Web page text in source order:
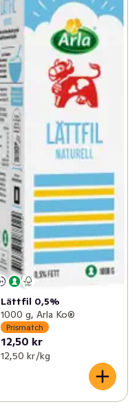
Lättfil 0,5%
1000 g, Arla Ko®
Prismatch
12,50 kr
12,50 kr /kg